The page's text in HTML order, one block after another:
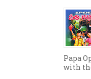
Papa
with